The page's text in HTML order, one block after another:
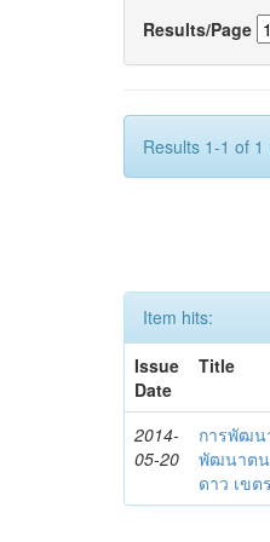
Results/Page
Results 1-1 of
Item hits:
Issue
Date
Title
2014-
05-20
การพัฒน
พัฒนาตน
ดาว เขต